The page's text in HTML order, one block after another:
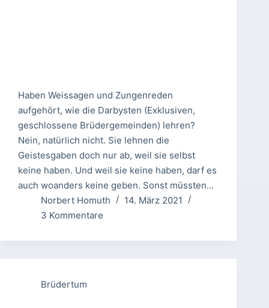
Haben Weissagen und Zungenreden
aufgehört, wie die Darbysten (Exklusiven,
geschlossene Brüdergemeinden) lehren?
Nein, natürlich nicht. Sie lehnen die
Geistesgaben doch nur ab, weil sie selbst
keine haben. Und weil sie keine haben, darf es
auch woanders keine geben. Sonst müssten…
Norbert Homuth
14. März 2021
3 Kommentare
Brüdertum